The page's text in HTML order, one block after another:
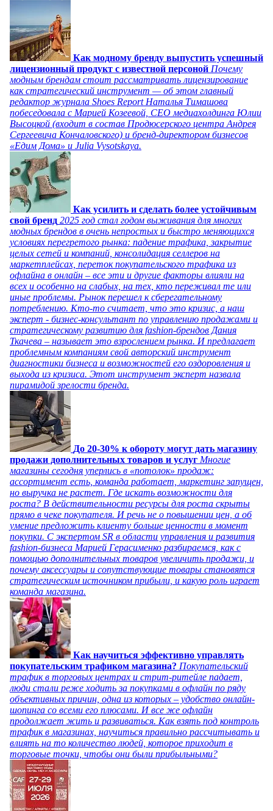
Как модному бренду выпустить успешный
лицензионный продукт с известной персоной Почему
модным брендам стоит рассматривать лицензирование
как стратегический инструмент — об этом главный
редактор журнала Shoes Report Наталья Тимашова
побеседовала с Марией Козеевой, СЕО медиахолдинга Юлии
Высоцкой (входит в состав Продюсерского центра Андрея
Сергеевича Кончаловского) и бренд-директором бизнесов
«Едим Дома» и Julia Vysotskaya.
Как усилить и сделать более устойчивым
свой бренд 2025 год стал годом выживания для многих
модных брендов в очень непростых и быстро меняющихся
условиях перегретого рынка: падение трафика, закрытие
целых сетей и компаний, консолидация селлеров на
маркетплейсах, переток покупательского трафика из
офлайна в онлайн – все эти и другие факторы влияли на
всех и особенно на слабых, на тех, кто переживал те или
иные проблемы. Рынок перешел к сберегательному
потреблению. Кто-то считает, что это кризис, а наш
эксперт - бизнес-консультант по управлению продажами и
стратегическому развитию для fashion-брендов Дания
Ткачева – называет это взрослением рынка. И предлагает
проблемным компаниям свой авторский инструмент
диагностики бизнеса и возможностей его оздоровления и
выхода из кризиса. Этот инструмент эксперт назвала
пирамидой зрелости бренда.
До 20-30% к обороту могут дать магазину
продажи дополнительных товаров и услуг Многие
магазины сегодня уперлись в «потолок» продаж:
ассортимент есть, команда работает, маркетинг запущен,
но выручка не растет. Где искать возможности для
роста? В действительности ресурсы для роста скрыты
прямо в чеке покупателя. И речь не о повышении цен, а об
умение предложить клиенту больше ценности в момент
покупки. С экспертом SR в области управления и развития
fashion-бизнеса Марией Герасименко разбираемся, как с
помощью дополнительных товаров увеличить продажи, и
почему аксессуары и сопутствующие товары становятся
стратегическим источником прибыли, и какую роль играет
команда магазина.
Как научиться эффективно управлять
покупательским трафиком магазина? Покупательский
трафик в торговых центрах и стрит-ритейле падает,
люди стали реже ходить за покупками в офлайн по ряду
объективных причин, одна из которых – удобство онлайн-
шопинга со всеми его плюсами. И все же офлайн
продолжает жить и развиваться. Как взять под контроль
трафик в магазинах, научиться правильно рассчитывать и
влиять на то количество людей, которое приходит в
торговые точки, чтобы они были прибыльными?